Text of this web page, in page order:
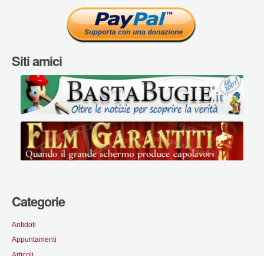
Siti amici
Categorie
Antidoti
Appuntamenti